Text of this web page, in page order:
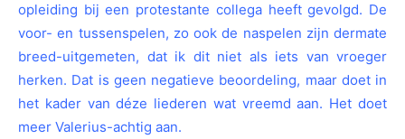
opleiding bij een protestante collega heeft gevolgd. De
voor- en tussenspelen, zo ook de naspelen zijn dermate
breed-uitgemeten, dat ik dit niet als iets van vroeger
herken. Dat is geen negatieve beoordeling, maar doet in
het kader van déze liederen wat vreemd aan. Het doet
meer Valerius-achtig aan.